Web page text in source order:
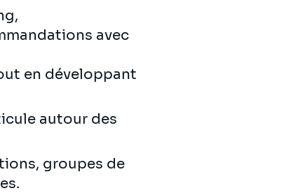
avec
en développant
autour des
groupes de